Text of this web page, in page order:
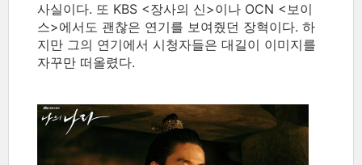
사실이다. 또 KBS <장사의 신>이나 OCN <보이
스>에서도 괜찮은 연기를 보여줬던 장혁이다. 하
지만 그의 연기에서 시청자들은 대길이 이미지를
자꾸만 떠올렸다.